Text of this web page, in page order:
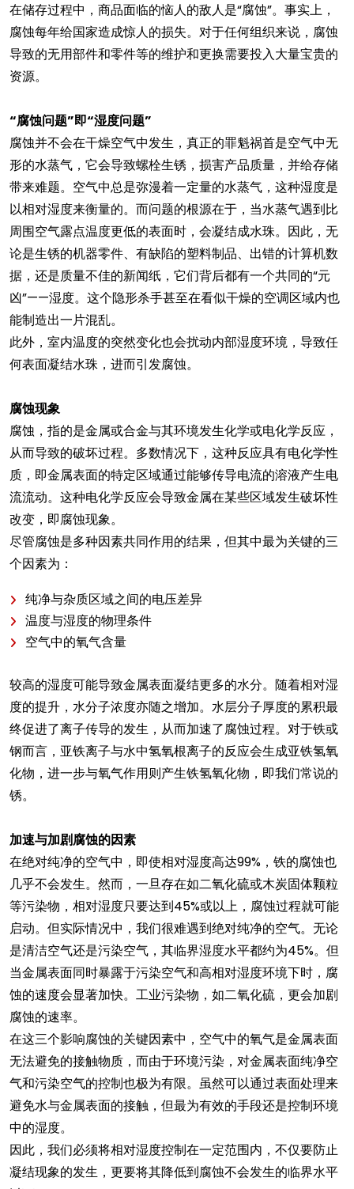
在储存过程中，商品面临的恼人的敌人是“腐蚀”。事实上，
腐蚀每年给国家造成惊人的损失。对于任何组织来说，腐蚀
导致的无用部件和零件等的维护和更换需要投入大量宝贵的
资源。
“腐蚀问题”即“湿度问题”
腐蚀并不会在干燥空气中发生，真正的罪魁祸首是空气中无
形的水蒸气，它会导致螺栓生锈，损害产品质量，并给存储
带来难题。空气中总是弥漫着一定量的水蒸气，这种湿度是
以相对湿度来衡量的。而问题的根源在于，当水蒸气遇到比
周围空气露点温度更低的表面时，会凝结成水珠。因此，无
论是生锈的机器零件、有缺陷的塑料制品、出错的计算机数
据，还是质量不佳的新闻纸，它们背后都有一个共同的“元
凶”——湿度。这个隐形杀手甚至在看似干燥的空调区域内也
能制造出一片混乱。
此外，室内温度的突然变化也会扰动内部湿度环境，导致任
何表面凝结水珠，进而引发腐蚀。
腐蚀现象
腐蚀，指的是金属或合金与其环境发生化学或电化学反应，
从而导致的破坏过程。多数情况下，这种反应具有电化学性
质，即金属表面的特定区域通过能够传导电流的溶液产生电
流流动。这种电化学反应会导致金属在某些区域发生破坏性
改变，即腐蚀现象。
尽管腐蚀是多种因素共同作用的结果，但其中最为关键的三
个因素为：
纯净与杂质区域之间的电压差异
温度与湿度的物理条件
空气中的氧气含量
较高的湿度可能导致金属表面凝结更多的水分。随着相对湿
度的提升，水分子浓度亦随之增加。水层分子厚度的累积最
终促进了离子传导的发生，从而加速了腐蚀过程。对于铁或
钢而言，亚铁离子与水中氢氧根离子的反应会生成亚铁氢氧
化物，进一步与氧气作用则产生铁氢氧化物，即我们常说的
锈。
加速与加剧腐蚀的因素
在绝对纯净的空气中，即使相对湿度高达99%，铁的腐蚀也
几乎不会发生。然而，一旦存在如二氧化硫或木炭固体颗粒
等污染物，相对湿度只要达到45%或以上，腐蚀过程就可能
启动。但实际情况中，我们很难遇到绝对纯净的空气。无论
是清洁空气还是污染空气，其临界湿度水平都约为45%。但
当金属表面同时暴露于污染空气和高相对湿度环境下时，腐
蚀的速度会显著加快。工业污染物，如二氧化硫，更会加剧
腐蚀的速率。
在这三个影响腐蚀的关键因素中，空气中的氧气是金属表面
无法避免的接触物质，而由于环境污染，对金属表面纯净空
气和污染空气的控制也极为有限。虽然可以通过表面处理来
避免水与金属表面的接触，但最为有效的手段还是控制环境
中的湿度。
因此，我们必须将相对湿度控制在一定范围内，不仅要防止
凝结现象的发生，更要将其降低到腐蚀不会发生的临界水平